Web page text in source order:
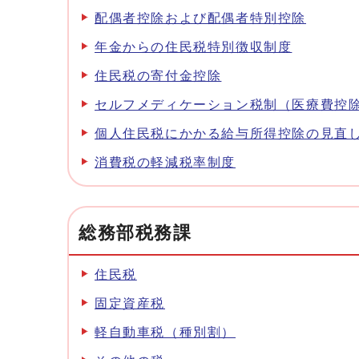
配偶者控除および配偶者特別控除
年金からの住民税特別徴収制度
住民税の寄付金控除
セルフメディケーション税制（医療費控
個人住民税にかかる給与所得控除の見直し
消費税の軽減税率制度
総務部税務課
住民税
固定資産税
軽自動車税（種別割）